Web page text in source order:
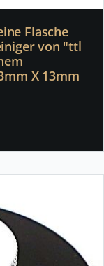
Flasche
von "ttl
X 13mm